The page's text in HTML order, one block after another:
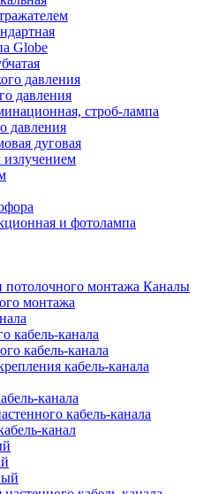
Globe
давления
давления
строб-лампа
давления
дуговая
и фотолампа
Каналы
монтажа
кабель-канала
кабель-канала
кабель-канала
канала
кабель-канала
канал